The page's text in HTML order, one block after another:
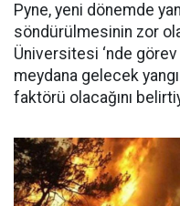
Pyne, yeni dönemde
söndürülmesinin zor
Üniversitesi ‘nde
meydana gelecek
faktörü olacağını